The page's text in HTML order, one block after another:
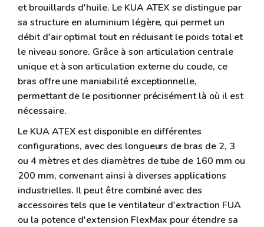
et brouillards d'huile. Le KUA ATEX se distingue par
sa structure en aluminium légère, qui permet un
débit d'air optimal tout en réduisant le poids total et
le niveau sonore. Grâce à son articulation centrale
unique et à son articulation externe du coude, ce
bras offre une maniabilité exceptionnelle,
permettant de le positionner précisément là où il est
nécessaire.
Le KUA ATEX est disponible en différentes
configurations, avec des longueurs de bras de 2, 3
ou 4 mètres et des diamètres de tube de 160 mm ou
200 mm, convenant ainsi à diverses applications
industrielles. Il peut être combiné avec des
accessoires tels que le ventilateur d'extraction FUA
ou la potence d'extension FlexMax pour étendre sa